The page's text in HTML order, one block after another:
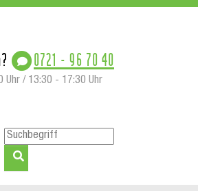
0721 - 96 70 40
Uhr / 13:30 - 17:30 Uhr